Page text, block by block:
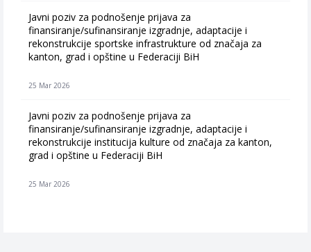
Javni poziv za podnošenje prijava za
finansiranje/sufinansiranje izgradnje, adaptacije i
rekonstrukcije sportske infrastrukture od značaja za
kanton, grad i opštine u Federaciji BiH
25 Mar 2026
Javni poziv za podnošenje prijava za
finansiranje/sufinansiranje izgradnje, adaptacije i
rekonstrukcije institucija kulture od značaja za kanton,
grad i opštine u Federaciji BiH
25 Mar 2026